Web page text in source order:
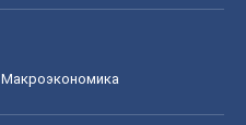
Mакроэкономика